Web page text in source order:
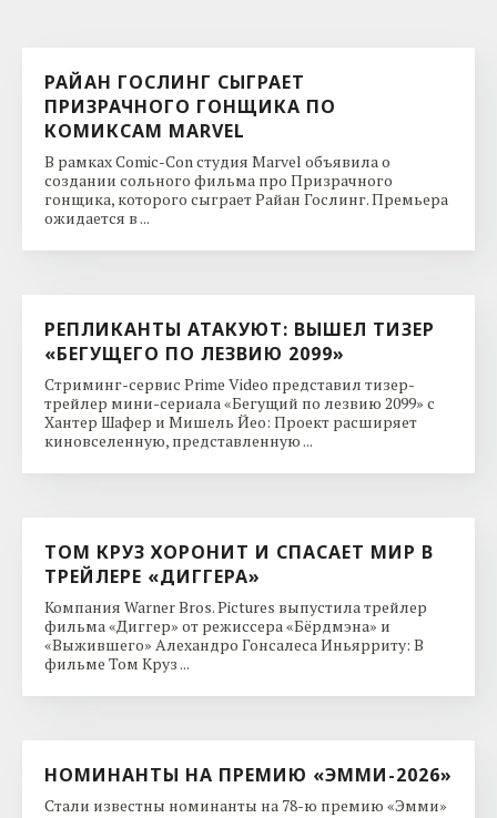
РАЙАН ГОСЛИНГ СЫГРАЕТ
ПРИЗРАЧНОГО ГОНЩИКА ПО
КОМИКСАМ MARVEL
В рамках Comic-Con студия Marvel объявила о
создании сольного фильма про Призрачного
гонщика, которого сыграет Райан Гослинг. Премьера
ожидается в ...
РЕПЛИКАНТЫ АТАКУЮТ: ВЫШЕЛ ТИЗЕР
«БЕГУЩЕГО ПО ЛЕЗВИЮ 2099»
Стриминг-сервис Prime Video представил тизер-
трейлер мини-сериала «Бегущий по лезвию 2099» с
Хантер Шафер и Мишель Йео: Проект расширяет
киновселенную, представленную ...
ТОМ КРУЗ ХОРОНИТ И СПАСАЕТ МИР В
ТРЕЙЛЕРЕ «ДИГГЕРА»
Компания Warner Bros. Pictures выпустила трейлер
фильма «Диггер» от режиссера «Бёрдмэна» и
«Выжившего» Алехандро Гонсалеса Иньярриту: В
фильме Том Круз ...
НОМИНАНТЫ НА ПРЕМИЮ «ЭММИ-2026»
Стали известны номинанты на 78-ю премию «Эмми»